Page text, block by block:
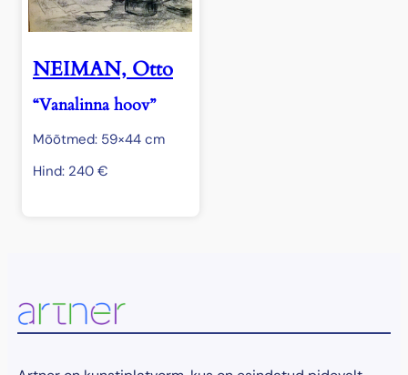
NEIMAN, Otto
“Vanalinna hoov”
Mõõtmed: 59×44 cm
Hind: 240 €